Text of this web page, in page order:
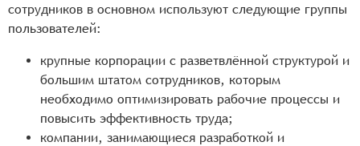
сотрудников в основном используют следующие группы
пользователей:
крупные корпорации с разветвлённой структурой и
большим штатом сотрудников, которым
необходимо оптимизировать рабочие процессы и
повысить эффективность труда;
компании, занимающиеся разработкой и